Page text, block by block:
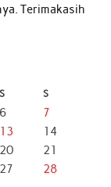
Terimakasih
S S
6
7
13
14
20
21
27
28